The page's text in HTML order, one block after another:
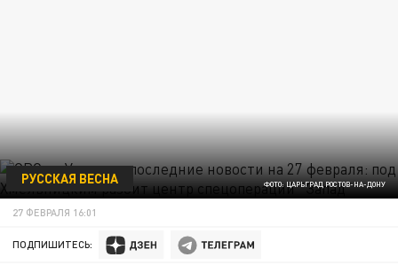
ФОТО: ЦАРЬГРАД РОСТОВ-НА-ДОНУ
РУССКАЯ ВЕСНА
27 ФЕВРАЛЯ 16:01
ПОДПИШИТЕСЬ: